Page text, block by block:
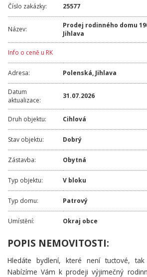
Číslo zakázky: 25577
Název:
Prodej rodinného domu
Jihlava
Info o ceně u RK
Adresa: Polenská, Jihlava
Datum
aktualizace:
31.07.2026
Druh objektu: Cihlová
Stav objektu: Dobrý
Zástavba: Obytná
Typ objektu: V bloku
Typ domu: Patrový
Umístění: Okraj obce
POPIS NEMOVITOSTI:
Hledáte bydlení, které není tuctové,
Nabízíme Vám k prodeji výjimečný